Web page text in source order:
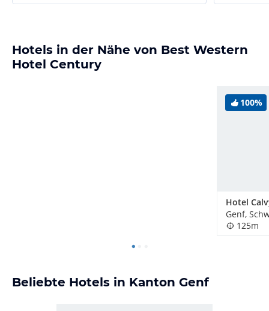
Hotels in der Nähe von Best Western
Hotel Century
100%
Hotel
Genf,
125m
Beliebte Hotels in Kanton Genf